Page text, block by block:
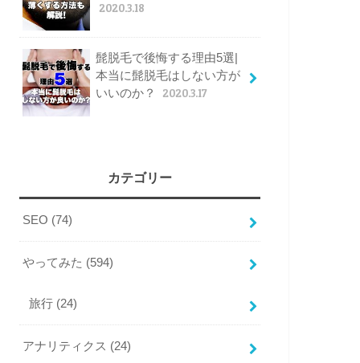
2020.3.18
髭脱毛で後悔する理由5選|
本当に髭脱毛はしない方が
いいのか？
2020.3.17
カテゴリー
SEO (74)
やってみた (594)
旅行 (24)
アナリティクス (24)